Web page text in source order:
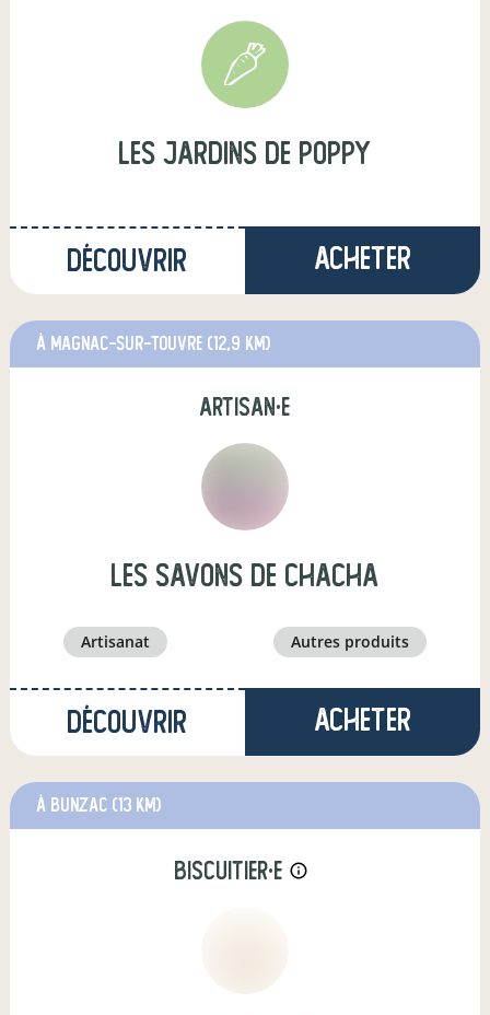
Les Jardins de Poppy
Découvrir Acheter
à Magnac-sur-Touvre (12,9 km)
artisan·e
les Savons de ChaCha
artisanat autres produits
Découvrir Acheter
à Bunzac (13 km)
biscuitier·e info_outline